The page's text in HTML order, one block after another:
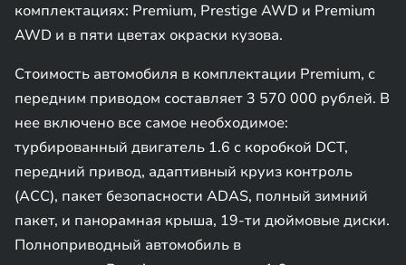
комплектациях: Premium, Prestige AWD и Premium
AWD и в пяти цветах окраски кузова.
Стоимость автомобиля в комплектации Premium, с
передним приводом составляет 3 570 000 рублей. В
нее включено все самое необходимое:
турбированный двигатель 1.6 с коробкой DCT,
передний привод, адаптивный круиз контроль
(ACC), пакет безопасности ADAS, полный зимний
пакет, и панорамная крыша, 19-ти дюймовые диски.
Полноприводный автомобиль в